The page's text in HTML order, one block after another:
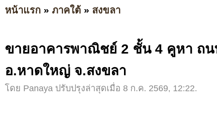
หน้าแรก » ภาคใต้ » สงขลา
ขายอาคารพาณิชย์ 2 ชั้น 4 คูหา ถน
อ.หาดใหญ่ จ.สงขลา
โดย Panaya ปรับปรุงล่าสุดเมื่อ 8 ก.ค. 2569, 12:22.